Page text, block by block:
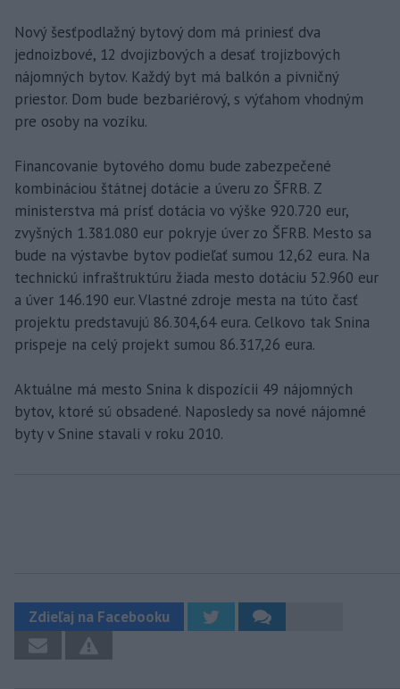
Nový šesťpodlažný bytový dom má priniesť dva
jednoizbové, 12 dvojizbových a desať trojizbových
nájomných bytov. Každý byt má balkón a pivničný
priestor. Dom bude bezbariérový, s výťahom vhodným
pre osoby na vozíku.
Financovanie bytového domu bude zabezpečené
kombináciou štátnej dotácie a úveru zo ŠFRB. Z
ministerstva má prísť dotácia vo výške 920.720 eur,
zvyšných 1.381.080 eur pokryje úver zo ŠFRB. Mesto sa
bude na výstavbe bytov podieľať sumou 12,62 eura. Na
technickú infraštruktúru žiada mesto dotáciu 52.960 eur
a úver 146.190 eur. Vlastné zdroje mesta na túto časť
projektu predstavujú 86.304,64 eura. Celkovo tak Snina
prispeje na celý projekt sumou 86.317,26 eura.
Aktuálne má mesto Snina k dispozícii 49 nájomných
bytov, ktoré sú obsadené. Naposledy sa nové nájomné
byty v Snine stavali v roku 2010.
Zdieľaj na Facebooku